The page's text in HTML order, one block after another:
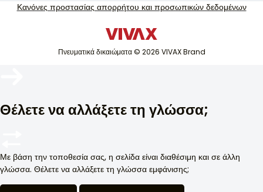
Υποστήριξη σέρβις εκτός εγγύησης
Τηλεόραση και ήχος
Πνευματικά δικαιώματα © 2026 VIVAX Brand
Κανόνες προστασίας απορρήτου και προσωπικών δεδομένων
Θέλετε να αλλάξετε τη γλώσσα;
Με βάση την τοποθεσία σας, η σελίδα είναι διαθέσιμη και σε άλλη
γλώσσα. Θέλετε να αλλάξετε τη γλώσσα εμφάνισης;